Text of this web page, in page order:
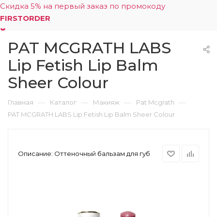
Скидка 5% на первый заказ по промокоду
FIRSTORDER
0
PAT MCGRATH LABS
Lip Fetish Lip Balm
Sheer Colour
Главная — Каталог — Макияж — Pat Mcgrath —
PAT MCGRATH LABS Lip Fetish Lip Balm Sheer Colour
Описание: Оттеночный бальзам для губ